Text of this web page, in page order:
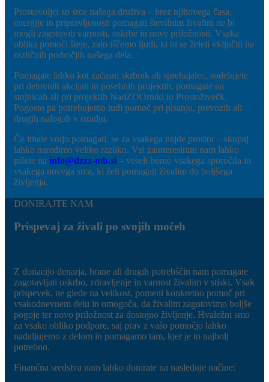
Prostovoljci so srce našega društva – brez njihovega časa,
energije in pripravljenosti pomagati številnim živalim ne bi
mogli zagotoviti varnosti, oskrbe in nove priložnosti. Vsaka
oblika pomoči šteje, zato iščemo ljudi, ki bi se želeli vključiti na
različnih področjih našega dela.
Pomagate lahko kot začasni skrbnik ali sprehajalec, sodelujete
pri delovnih akcijah in posebnih projektih, pomagate na
stojnicah ali pri projektih NadZOOrniki in Prostoživečk.
Pogosto pa potrebujemo tudi pomoč pri pisanju, prevozih ali
drugih nalogah v ozadju.
Če imate voljo pomagati, se za vsakega najde prostor – skupaj
lahko naredimo veliko razliko. Vsi zainteresirani nam lahko
pišete na info@dzzz-mb.si – veseli bomo vsakega sporočila in
vsakega novega srca, ki želi pomagati živalim do boljšega
življenja.
DONIRAJTE NAM
Prispevaj za živali po svojih močeh
Z donacijo denarja, hrane ali drugih potrebščin nam pomagate
zagotavljati oskrbo, zdravljenje in varnost živalim v stiski. Vsak
prispevek, ne glede na velikost, pomeni konkretno pomoč pri
vsakodnevnem delu in omogoča, da živalim zagotovimo boljše
pogoje ter novo priložnost za dostojno življenje. Hvaležni smo
za vsako obliko podpore, saj prav z vašo pomočjo lahko
nadaljujemo z delom in pomagamo tam, kjer je to najbolj
potrebno.
Finančna sredstva nam lahko donirate na naslednje načine: